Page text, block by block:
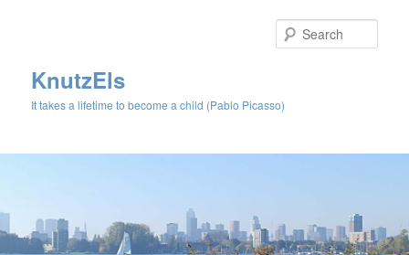
KnutzEls
It takes a lifetime to become a child (Pablo Picasso)